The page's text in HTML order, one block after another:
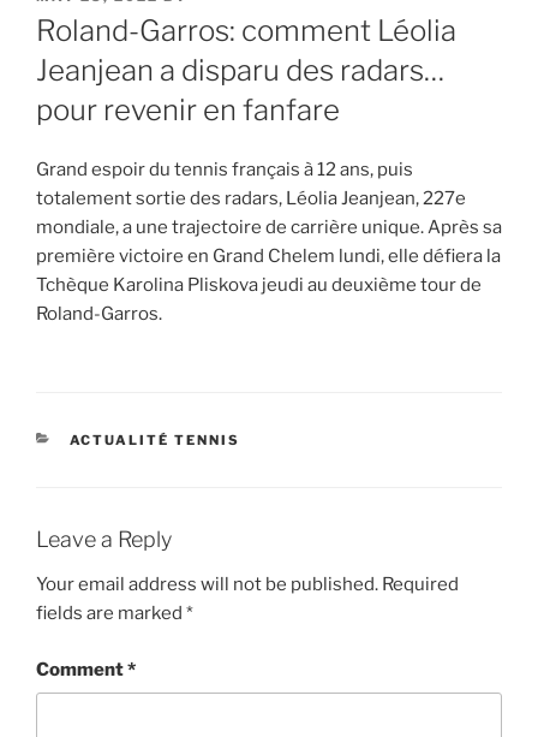
ON
Roland-Garros: comment Léolia
Jeanjean a disparu des radars…
pour revenir en fanfare
Grand espoir du tennis français à 12 ans, puis
totalement sortie des radars, Léolia Jeanjean, 227e
mondiale, a une trajectoire de carrière unique. Après sa
première victoire en Grand Chelem lundi, elle défiera la
Tchèque Karolina Pliskova jeudi au deuxième tour de
Roland-Garros.
CATEGORIES
ACTUALITÉ TENNIS
Leave a Reply
Your email address will not be published. Required
fields are marked *
Comment*